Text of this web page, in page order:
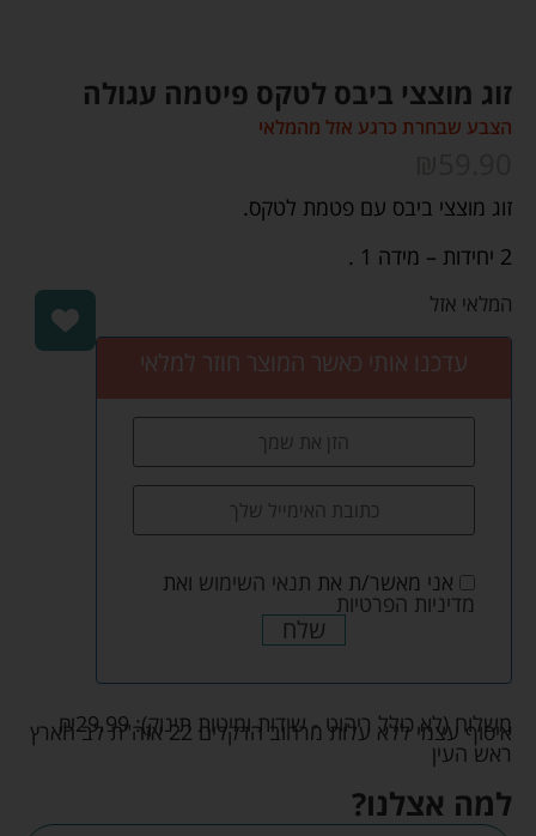
זוג מוצצי ביבס לטקס פיטמה עגולה
הצבע שבחרת כרגע אזל מהמלאי
זוג מוצצי ביבס עם פטמת לטקס.
2 יחידות – מידה 1 .
המלאי אזל
עדכנו אותי כאשר המוצר חוזר למלאי
אני מאשר/ת את תנאי השימוש ואת
מדיניות הפרטיות
שלח
משלוח (לא כולל ריהוט - שידות ומיטות תינוק): ₪29.99
איסוף עצמי ללא עלות מרחוב הדקלים 22 אזה"ת לב הארץ
ראש העין
למה אצלנו?